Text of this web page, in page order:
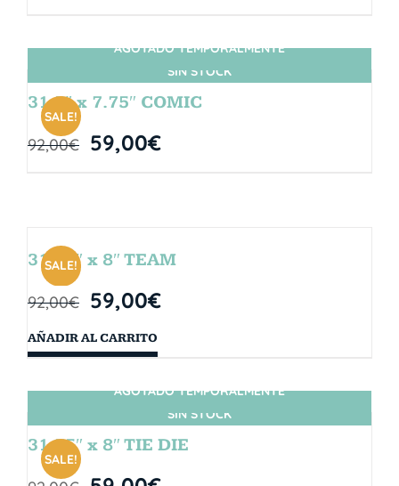
SIN STOCK
SALE!
AGOTADO TEMPORALMENTE
31.5″ x 7.75″ COMIC
92,00€ 59,00€
SALE!
31.75″ x 8″ TEAM
92,00€ 59,00€
AÑADIR AL CARRITO
SIN STOCK
SALE!
AGOTADO TEMPORALMENTE
31.75″ x 8″ TIE DIE